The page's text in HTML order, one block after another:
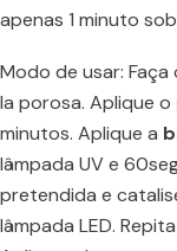
apenas 1 minuto sob
Modo de usar:
la porosa. Aplique o
minutos. Aplique a
lâmpada UV e
pretendida e
lâmpada LED.